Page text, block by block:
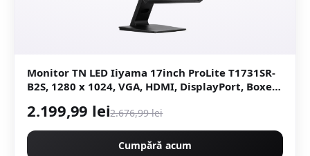
Monitor TN LED Iiyama 17inch ProLite T1731SR-
B2S, 1280 x 1024, VGA, HDMI, DisplayPort, Boxe,
2.199,99 lei2.676,99 lei
Cumpără acum